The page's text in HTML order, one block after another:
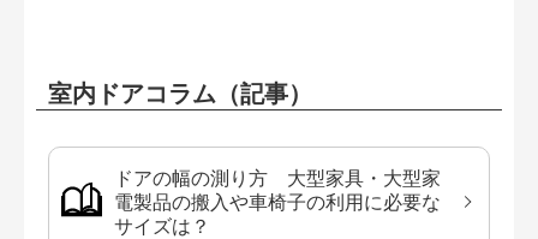
室内ドアコラム（記事）
ドアの幅の測り方 大型家具・大型家
電製品の搬入や車椅子の利用に必要な
サイズは？